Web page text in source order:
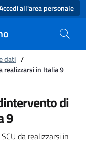
all'area personale
dati /
realizzarsi in Italia 9
di SCU
di
9
da realizzarsi in